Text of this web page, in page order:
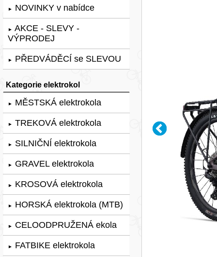
► NOVINKY v nabídce
► AKCE - SLEVY -
VÝPRODEJ
► PŘEDVÁDĚCÍ se SLEVOU
Kategorie elektrokol
► MĚSTSKÁ elektrokola
► TREKOVÁ elektrokola
► SILNIČNÍ elektrokola
► GRAVEL elektrokola
► KROSOVÁ elektrokola
► HORSKÁ elektrokola (MTB)
► CELOODPRUŽENÁ ekola
► FATBIKE elektrokola